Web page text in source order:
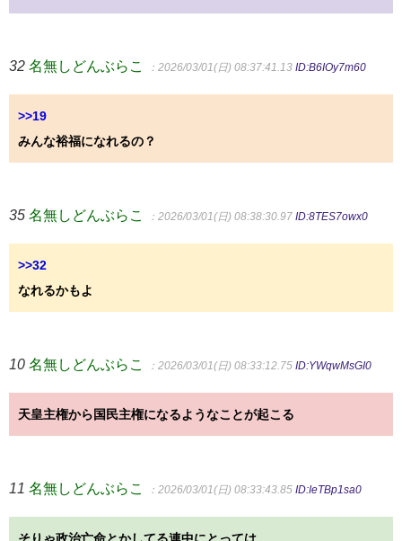
32 名無しどんぶらこ ：2026/03/01(日) 08:37:41.13 ID:B6IOy7m60
>>19
みんな裕福になれるの？
35 名無しどんぶらこ ：2026/03/01(日) 08:38:30.97 ID:8TES7owx0
>>32
なれるかもよ
10 名無しどんぶらこ ：2026/03/01(日) 08:33:12.75 ID:YWqwMsGI0
天皇主権から国民主権になるようなことが起こる
11 名無しどんぶらこ ：2026/03/01(日) 08:33:43.85 ID:IeTBp1sa0